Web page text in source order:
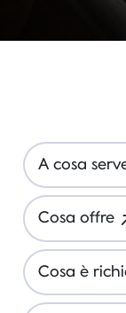
A cosa
Cosa offre
Cosa è